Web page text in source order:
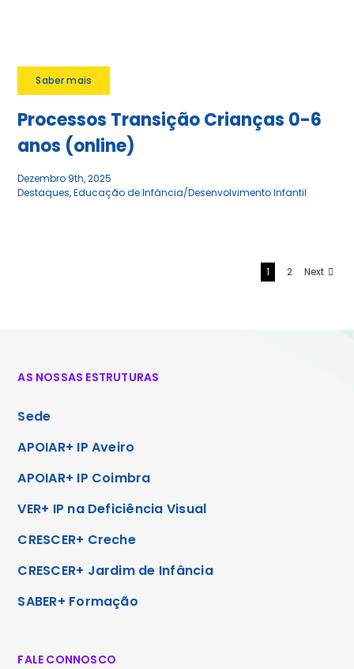
Saber mais
Processos Transição Crianças 0-6
anos (online)
Dezembro 9th, 2025
Destaques,Educação de Infância/Desenvolvimento Infantil
1 2 Next
AS NOSSAS ESTRUTURAS
Sede
APOIAR+ IP Aveiro
APOIAR+ IP Coimbra
VER+ IP na Deficiência Visual
CRESCER+ Creche
CRESCER+ Jardim de Infância
SABER+ Formação
FALE CONNOSCO